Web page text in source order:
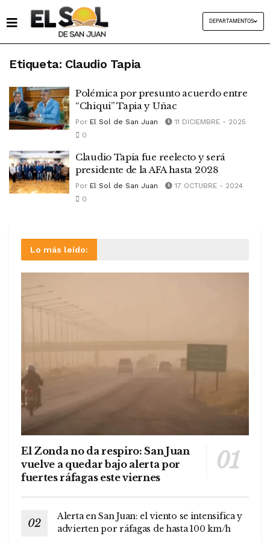
DEPARTAMENTOS
Etiqueta: Claudio Tapia
Polémica por presunto acuerdo entre
“Chiqui” Tapia y Uñac
Por El Sol de San Juan
11 DICIEMBRE - 2025
0
Claudio Tapia fue reelecto y será
presidente de la AFA hasta 2028
Por El Sol de San Juan
17 OCTUBRE - 2024
0
Lo más leído:
El Zonda no da respiro: San Juan
vuelve a quedar bajo alerta por
fuertes ráfagas este viernes
Alerta en San Juan: el viento se intensifica y
advierten por ráfagas de hasta 100 km/h